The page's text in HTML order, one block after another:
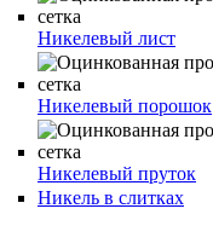
Никелевый лист
Никелевый порошок
Никелевый пруток
Никель в слитках